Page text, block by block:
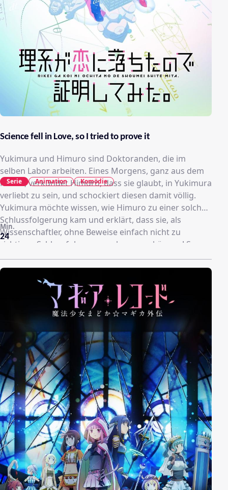
Science fell in Love, so I tried to prove it
Yukimura und Himuro sind Doktoranden, die im
selben Labor arbeiten. Eines Morgens, ganz aus dem
Nichts, verkündet Himuro, dass sie glaubt, in Yukimura
verliebt zu sein, und schockiert diesen damit völlig.
Yukimura möchte wissen, wie Himuro zu einer solchen
Schlussfolgerung kam und erklärt, dass sie, als
Wissenschaftler, ohne Beweise einfach nicht zu
richtigen Schlussfolgerungen kommen können! So
beginnen die beiden den Versuch, ihre romantischen
Gefühle zu quantifizieren und zu qualifizieren, und
konstatieren, dass Liebe, wenn sie denn tatsächlich
echt ist, wissenschaftlich beweisbar sein muss.
24
Min.
Serie Animation Komödie